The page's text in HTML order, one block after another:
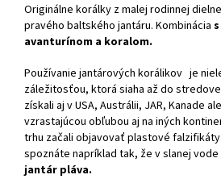
Originálne korálky z malej rodinnej
pravého baltského jantáru. Kombinácia
avanturínom a koralom.
Používanie jantárových korálikov je
záležitosťou, ktorá siaha až do
získali aj v USA, Austrálii, JAR, Kanade
vzrastajúcou obľubou aj na iných
trhu začali objavovať plastové
spoznáte napríklad tak, že v slanej
jantár pláva.